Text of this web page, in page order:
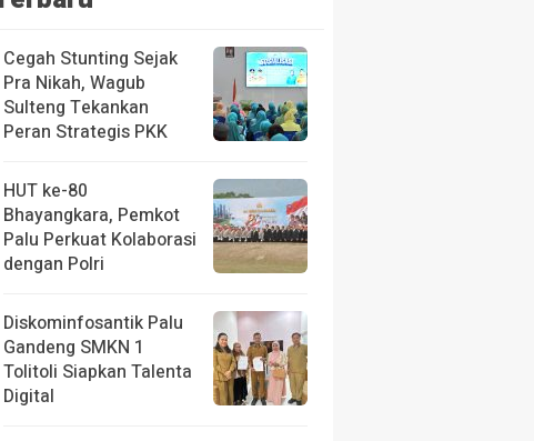
Cegah Stunting Sejak
Pra Nikah, Wagub
Sulteng Tekankan
Peran Strategis PKK
HUT ke-80
Bhayangkara, Pemkot
Palu Perkuat Kolaborasi
dengan Polri
Diskominfosantik Palu
Gandeng SMKN 1
Tolitoli Siapkan Talenta
Digital